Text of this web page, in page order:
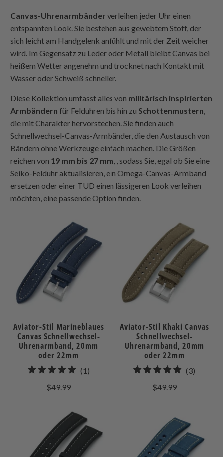
Canvas-Uhrenarmbänder verleihen jeder Uhr einen
entspannten Look. Sie bestehen aus gewebtem Stoff, der
sich leicht am Handgelenk anfühlt und mit der Zeit weicher
wird. Im Gegensatz zu Leder oder Metall bleibt Canvas bei
heißem Wetter angenehm und trocknet nach Kontakt mit
Wasser oder Schweiß schneller.
Diese Kollektion umfasst alles von militärisch inspirierten
Armbändern für Felduhren bis hin zu Schottenmustern,
die mit Charakter hervorstechen. Sie finden auch
Schnellwechsel-Canvas-Armbänder, die den Austausch von
Bändern ohne Werkzeuge einfach machen. Die Größen
reichen von 19 mm bis 27 mm, , sodass Sie, egal ob Sie eine
Seiko-Felduhr aktualisieren, ein Omega-Canvas-Armband
ersetzen oder einer TUD einen lässigeren Look verleihen
möchten, eine passende Option finden.
Aviator-Stil Marineblaues
Canvas Schnellwechsel-
Uhrenarmband, 20mm
oder 22mm
(1)1
$49.99
Aviator-Stil Khaki Canvas
Schnellwechsel-
Uhrenarmband, 20mm
oder 22mm
(3)
$49.99